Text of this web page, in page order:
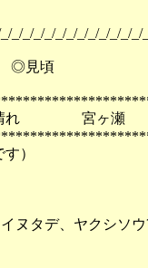
_/_/_/_/_/_/_/_/_/_/_/
◎見頃
晴れ 宮ヶ瀬
）
ヌタデ、ヤクシソウ